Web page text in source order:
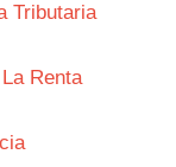
Tributaria
Renta